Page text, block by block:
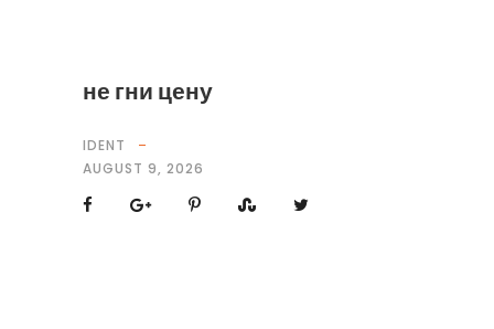
не гни цену
IDENT
AUGUST 9, 2026